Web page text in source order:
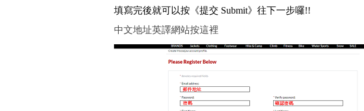
填寫完後就可以按《提交 Submit》往下一步囉!!
中文地址英譯網站按這裡